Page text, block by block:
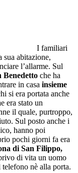
I familiari
sua abitazione,
l’allarme. Sul
Benedetto che ha
in casa insieme
si era portata anche
era stato un
il quale, purtroppo,
Sul posto anche i
hanno poi
pochi giorni fa era
di San Filippo,
di vita un uomo
nè alla porta.